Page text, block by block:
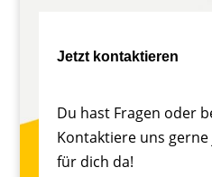
Jetzt kontaktieren
Du hast Fragen oder
Kontaktiere uns
für dich da!